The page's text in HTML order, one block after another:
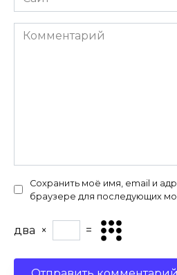
Комментарий
Сохранить моё имя, email и
браузере для последующих
два × =